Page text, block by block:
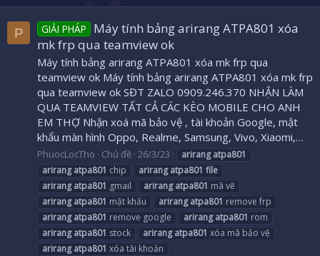
P GIẢI PHÁP
Máy tính bảng arirang ATPA801 xóa
mk frp qua teamview ok
Máy tính bảng arirang ATPA801 xóa mk frp qua
teamview ok Máy tính bảng arirang ATPA801 xóa mk frp
qua teamview ok SĐT ZALO 0909.246.370 NHẬN LÀM
QUA TEAMVIEW TẤT CẢ CÁC KÈO MOBILE CHO ANH
EM THỢ Nhận xoá mã bảo vệ , tài khoản Google, mật
khẩu màn hình Oppo, Realme, Samsung, Vivo, Xiaomi,…
PhuocLocTho Chủ đề 26/3/23 arirang atpa801
arirang atpa801 chip arirang atpa801 file
arirang atpa801 gmail arirang atpa801 mã vẽ
arirang atpa801 mật khẩu arirang atpa801 remove frp
arirang atpa801 remove google arirang atpa801 rom
arirang atpa801 stock arirang atpa801 xóa mã bảo vệ
arirang atpa801 xóa tài khoản